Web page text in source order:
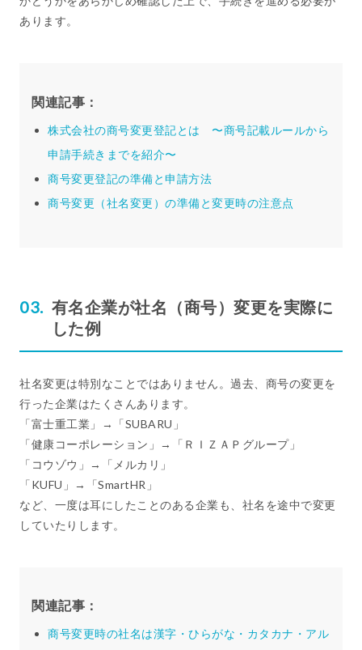
あります。
関連記事：
株式会社の商号変更登記とは 〜商号記載ルールから
申請手続きまでを紹介〜
商号変更登記の準備と申請方法
商号変更（社名変更）の準備と変更時の注意点
有名企業が社名（商号）変更を実際に
した例
社名変更は特別なことではありません。過去、商号の変更を
行った企業はたくさんあります。
「富士重工業」→「SUBARU」
「健康コーポレーション」→「ＲＩＺＡＰグループ」
「コウゾウ」→「メルカリ」
「KUFU」→「SmartHR」
など、一度は耳にしたことのある企業も、社名を途中で変更
していたりします。
関連記事：
商号変更時の社名は漢字・ひらがな・カタカナ・アル